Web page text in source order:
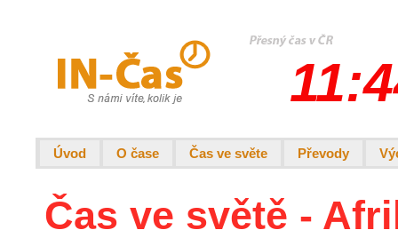
Úvod O čase Čas ve světe Převody
Čas ve světě -